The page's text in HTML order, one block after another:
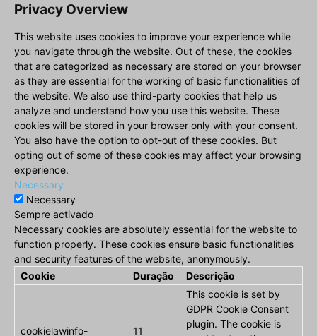
Privacy Overview
This website uses cookies to improve your experience while
you navigate through the website. Out of these, the cookies
that are categorized as necessary are stored on your browser
as they are essential for the working of basic functionalities of
the website. We also use third-party cookies that help us
analyze and understand how you use this website. These
cookies will be stored in your browser only with your consent.
You also have the option to opt-out of these cookies. But
opting out of some of these cookies may affect your browsing
experience.
Necessary
Necessary
Sempre activado
Necessary cookies are absolutely essential for the website to
function properly. These cookies ensure basic functionalities
and security features of the website, anonymously.
Cookie
Duração Descrição
cookielawinfo-
11
This cookie is set by
GDPR Cookie Consent
plugin. The cookie is